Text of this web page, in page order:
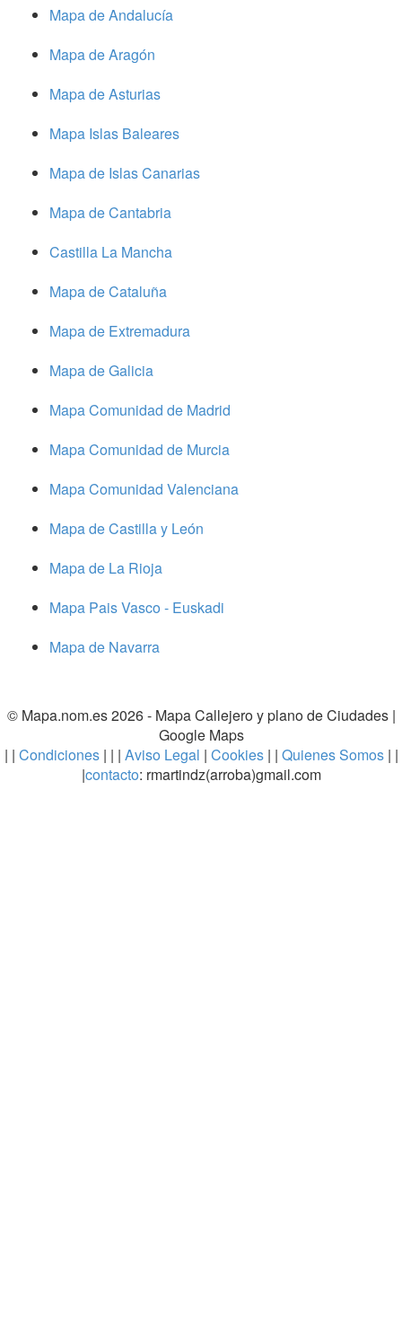
Mapa de Andalucía
Mapa de Aragón
Mapa de Asturias
Mapa Islas Baleares
Mapa de Islas Canarias
Mapa de Cantabria
Castilla La Mancha
Mapa de Cataluña
Mapa de Extremadura
Mapa de Galicia
Mapa Comunidad de Madrid
Mapa Comunidad de Murcia
Mapa Comunidad Valenciana
Mapa de Castilla y León
Mapa de La Rioja
Mapa Pais Vasco - Euskadi
Mapa de Navarra
© Mapa.nom.es 2026 - Mapa Callejero y plano de Ciudades|
Google Maps
| | Condiciones| | | Aviso Legal | Cookies | | Quienes Somos | |
|contacto: rmartindz(arroba)gmail.com